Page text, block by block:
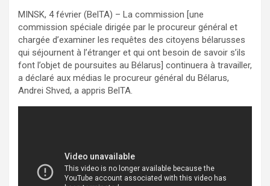
MINSK, 4 février (BelTA) – La commission [une
commission spéciale dirigée par le procureur général et
chargée d’examiner les requêtes des citoyens bélarusses
qui séjournent à l’étranger et qui ont besoin de savoir s’ils
font l’objet de poursuites au Bélarus] continuera à travailler,
a déclaré aux médias le procureur général du Bélarus,
Andrei Shved, a appris BelTA.